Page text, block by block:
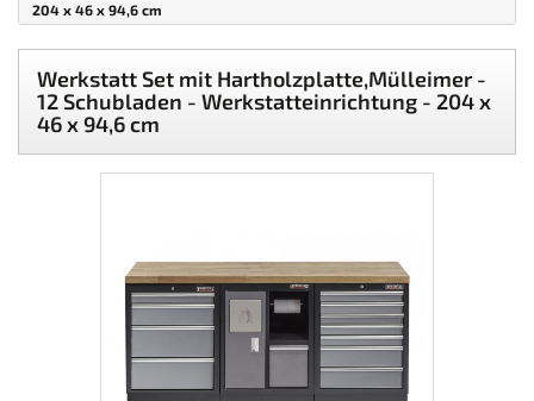
204 x 46 x 94,6 cm
Werkstatt Set mit Hartholzplatte,Mülleimer -
12 Schubladen - Werkstatteinrichtung - 204 x
46 x 94,6 cm